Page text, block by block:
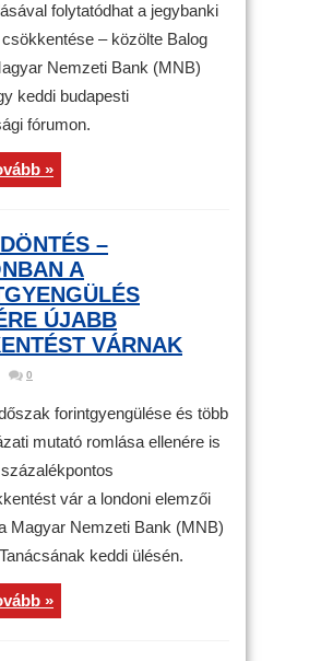
folytatódhat a jegybanki
– közölte Balog
Nemzeti Bank (MNB)
keddi budapesti
fórumon.
»
–
A
ÚJABB
VÁRNAK
0
forintgyengülése és több
mutató romlása ellenére is
vár a londoni elemzői
Magyar Nemzeti Bank (MNB)
keddi ülésén.
»